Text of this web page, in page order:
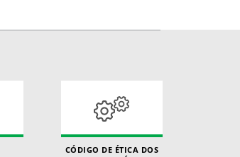
CÓDIGO DE ÉTICA DOS